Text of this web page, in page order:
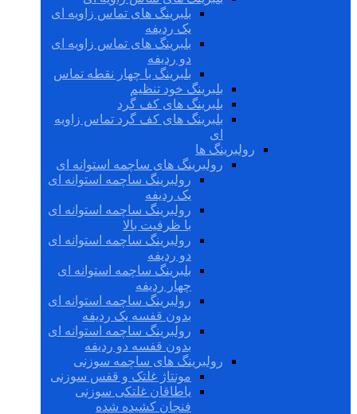
بلبرینگ های تماس زاویه ای
یک ردیفه
بلبرینگ های تماس زاویه ای
دو ردیفه
بلبرینگ با چهار نقطه تماس
بلبرینگ خود تنظیم
بلبرینگ های کف گرد
بلبرینگ های کف گرد تماس زاویه
ای
رولبرینگ ها
رولبرینگ های ساچمه استوانه ای
رولبرینگ ساچمه استوانه ای
یک ردیفه
رولبرینگ ساچمه استوانه ای
با ظرفیت بالا
رولبرینگ ساچمه استوانه ای
دو ردیفه
بلبرینگ ساچمه استوانه ای
چهار ردیفه
رولبرینگ ساچمه استوانه ای
بدون قفسه یک ردیفه
رولبرینگ ساچمه استوانه ای
بدون قفسه دو ردیفه
رولبرینگ های ساچمه سوزنی
مونتاژ غلتک و قفس سوزنی
یاطاقان غلتکی سوزنی
فنجان کشیده شده